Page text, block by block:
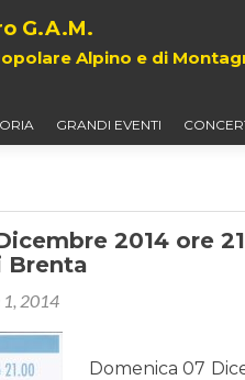
G.A.M.
Alpino e di
GRANDI EVENTI
2014 ore
Brenta
1, 2014
Domenica 07